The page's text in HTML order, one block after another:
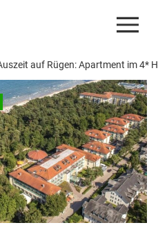
auf Rügen: Apartment im 4*